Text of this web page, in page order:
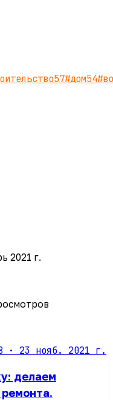
57#дом54#
2021 г.
· 23 нояб. 2021 г.
делаем